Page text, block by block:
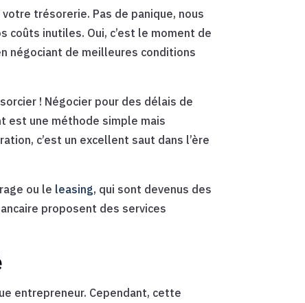
trésorerie. Pas de panique, nous
coûts inutiles. Oui, c’est le moment de
négociant de meilleures conditions
! Négocier pour des délais de
est une méthode simple mais
c’est un excellent saut dans l’ère
ou le leasing, qui sont devenus des
proposent des services
entrepreneur. Cependant, cette